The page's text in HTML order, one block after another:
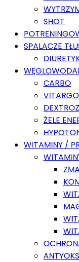
SHOT
SPALACZE
CARBO
VITARGO
ŻELE
WITAMINY /
ZMA